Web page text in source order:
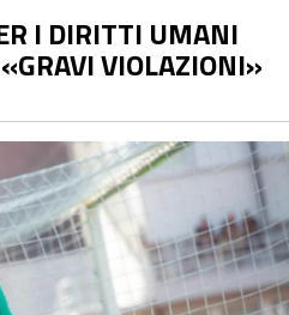
I DIRITTI UMANI
VIOLAZIONI»